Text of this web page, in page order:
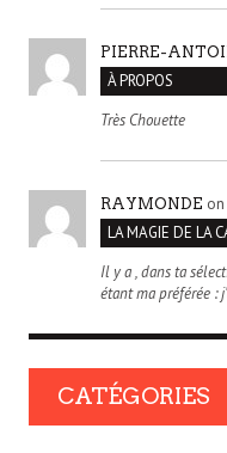
PIERRE-
À PROPOS
Très Chouette
RAYMONDE on
LA MAGIE DE LA
Il y a , dans ta
étant ma préférée :
CATÉGORIES